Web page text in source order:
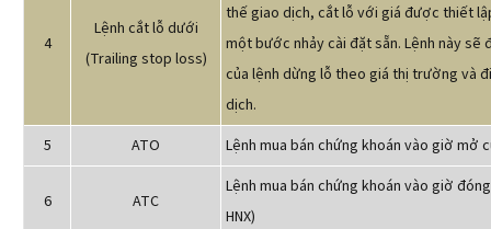
4
Lệnh cắt lỗ dưới
(Trailing stop loss)
thế giao dịch, cắt lỗ với giá được thiết
một bước nhảy cài đặt sẵn. Lệnh này sẽ
của lệnh dừng lỗ theo giá thị trường và
dịch.
5
ATO Lệnh mua bán chứng khoán vào giờ mở
6 ATC
Lệnh mua bán chứng khoán vào giờ
HNX)